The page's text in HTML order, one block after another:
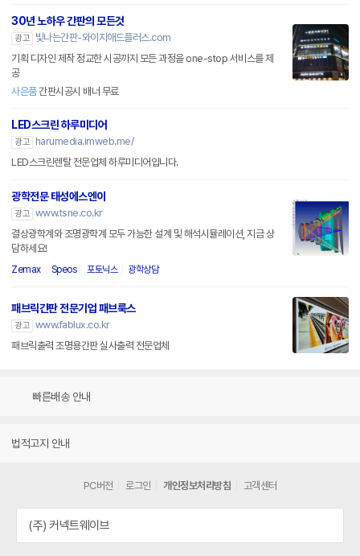
30년 노하우 간판의 모든것
광고
빛나는간판-와이지애드플러스.com
기획 디자인 제작 정교한 시공까지 모든 과정을 one-stop 서비스를 제
공
사은품간판시공시 배너 무료
LED스크린 하루미디어
광고
harumedia.imweb.me/
LED스크린렌탈 전문업체 하루미디어입니다.
광학전문 태성에스엔이
광고 www.tsne.co.kr
결상광학계와 조명광학계 모두 가능한 설계 및 해석시뮬레이션, 지금 상
담하세요!
Zemax Speos 포토닉스 광학상담
패브릭간판 전문기업 패브룩스
광고 www.fablux.co.kr
패브릭출력 조명용간판 실사출력 전문업체
빠른배송 안내
법적고지 안내
PC버전 로그인 개인정보처리방침 고객센터
(주) 커넥트웨이브